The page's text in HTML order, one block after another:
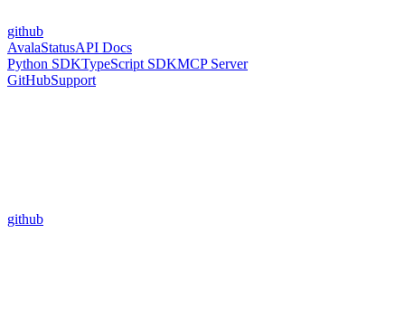
github
AvalaStatusAPI Docs
Python SDKTypeScript SDKMCP Server
GitHubSupport
github